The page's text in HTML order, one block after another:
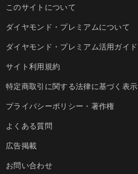
このサイトについて
ダイヤモンド・プレミアムについて
ダイヤモンド・プレミアム活用ガイド
サイト利用規約
特定商取引に関する法律に基づく表示
プライバシーポリシー・著作権
よくある質問
広告掲載
お問い合わせ